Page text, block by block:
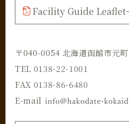
Facility Guide Leaflet
〒040-0054 北海道函館市元
TEL 0138-22-1001
FAX 0138-86-6480
E-mail